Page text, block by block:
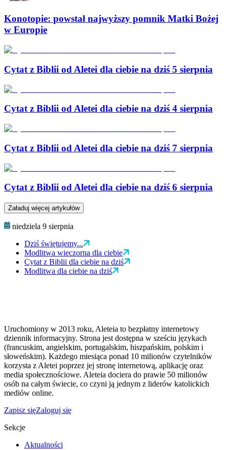
Konotopie: powstał najwyższy pomnik Matki Bożej
w Europie
Cytat z Biblii od Aletei dla ciebie na dziś 5 sierpnia
Cytat z Biblii od Aletei dla ciebie na dziś 4 sierpnia
Cytat z Biblii od Aletei dla ciebie na dziś 7 sierpnia
Cytat z Biblii od Aletei dla ciebie na dziś 6 sierpnia
Załaduj więcej artykułów
niedziela 9 sierpnia
Dziś świętujemy...
Modlitwa wieczorna dla ciebie
Cytat z Biblii dla ciebie na dziś
Modlitwa dla ciebie na dziś
Uruchomiony w 2013 roku, Aleteia to bezpłatny internetowy
dziennik informacyjny. Strona jest dostępna w sześciu językach
(francuskim, angielskim, portugalskim, hiszpańskim, polskim i
słoweńskim). Każdego miesiąca ponad 10 milionów czytelników
korzysta z Aletei poprzez jej stronę internetową, aplikację oraz
media społecznościowe. Aleteia dociera do prawie 50 milionów
osób na całym świecie, co czyni ją jednym z liderów katolickich
mediów online.
Zapisz sięZaloguj się
Sekcje
Aktualności